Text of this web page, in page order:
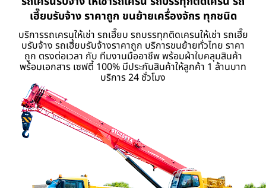
เฮี๊ยบรับจ้าง ราคาถูก ขนย้ายเครื่องจักร ทุกชนิด
บริการรถเครนให้เช่า รถเฮี๊ยบ รถบรรทุกติดเครนให้เช่า รถเฮี๊ย
บรับจ้าง รถเฮี้ยบรับจ้างราคาถูก บริการขนย้ายทั่วไทย ราคา
ถูก ตรงต่อเวลา กับ ทีมงานมืออาชีพ พร้อมผ้าใบคลุมสินค้า
พร้อมเอกสาร เซฟตี้ 100% มีประกันสินค้าให้ลูกค้า 1 ล้านบาท
บริการ 24 ชั่วโมง